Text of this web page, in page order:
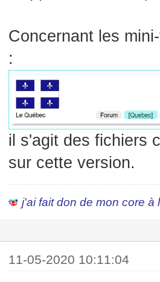
Concernant les
:
il s'agit des fichiers
sur cette version.
j'ai fait don de mon core à
11-05-2020 10:11:04